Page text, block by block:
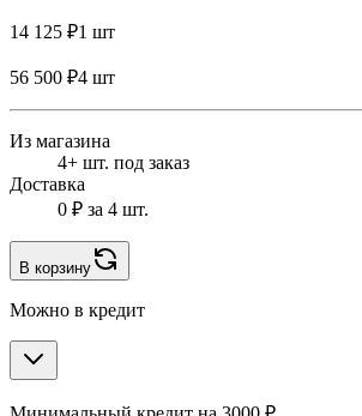
14 125 ₽1 шт
56 500 ₽4 шт
Из магазина
4+ шт. под заказ
Доставка
0 ₽ за 4 шт.
В корзину
Можно в кредит